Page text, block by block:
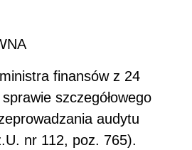
finansów z 24
szczegółowego
audytu
nr 112, poz. 765).